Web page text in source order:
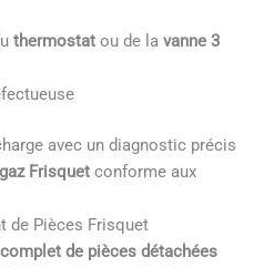
thermostat ou de lavanne 3
avec un diagnostic précis
Frisquet conforme aux
de Pièces Frisquet
de pièces détachées